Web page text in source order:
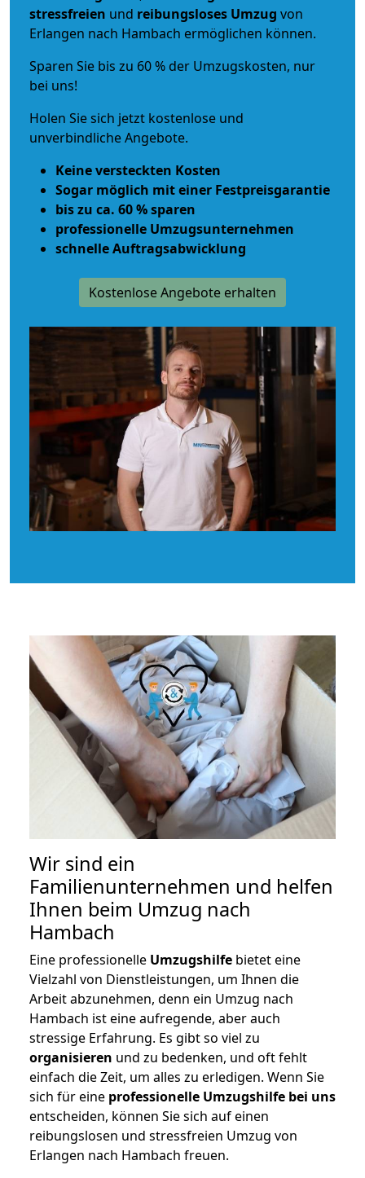
stressfreien und reibungsloses Umzug von
Erlangen nach Hambach ermöglichen können.
Sparen Sie bis zu 60 % der Umzugskosten, nur
bei uns!
Holen Sie sich jetzt kostenlose und
unverbindliche Angebote.
Keine versteckten Kosten
Sogar möglich mit einer Festpreisgarantie
bis zu ca. 60 % sparen
professionelle Umzugsunternehmen
schnelle Auftragsabwicklung
Kostenlose Angebote erhalten
Wir sind ein
Familienunternehmen und helfen
Ihnen beim Umzug nach
Hambach
Eine professionelle Umzugshilfe bietet eine
Vielzahl von Dienstleistungen, um Ihnen die
Arbeit abzunehmen, denn ein Umzug nach
Hambach ist eine aufregende, aber auch
stressige Erfahrung. Es gibt so viel zu
organisieren und zu bedenken, und oft fehlt
einfach die Zeit, um alles zu erledigen. Wenn Sie
sich für eine professionelle Umzugshilfe bei uns
entscheiden, können Sie sich auf einen
reibungslosen und stressfreien Umzug von
Erlangen nach Hambach freuen.